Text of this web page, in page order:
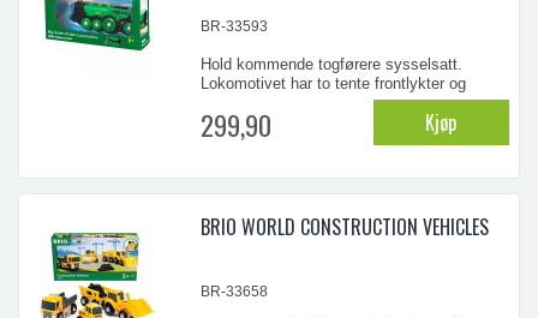
BR-33593
Hold kommende togførere sysselsatt.
Lokomotivet har to tente frontlykter og
manuelt betjente knapper for "full fart
forover", revers og den umiskjennelige "tøff-
tøff"-lyden. En bryter på toppen gir mulighet
...
299,90 Kjøp
BRIO WORLD CONSTRUCTION VEHICLES
BR-33658